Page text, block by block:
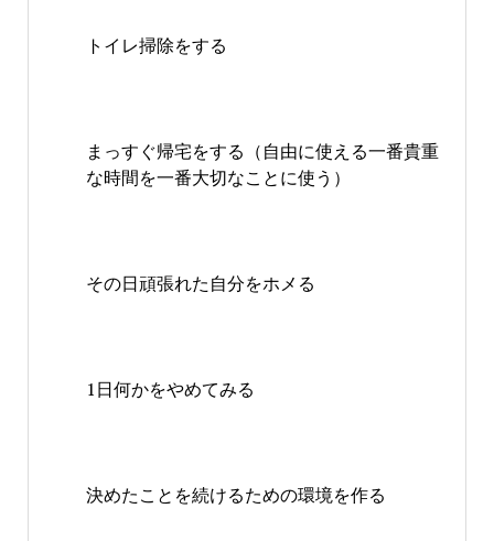
トイレ掃除をする
まっすぐ帰宅をする（自由に使える一番貴重
な時間を一番大切なことに使う）
その日頑張れた自分をホメる
1日何かをやめてみる
決めたことを続けるための環境を作る